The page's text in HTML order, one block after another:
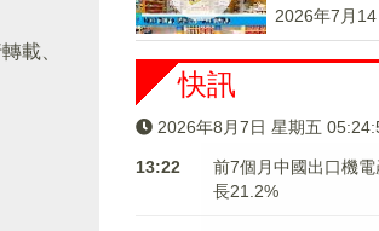
載、
2026年7月
快訊
2026年8月7日 星期五
13:22
前7個月中國出口機
長21.2%